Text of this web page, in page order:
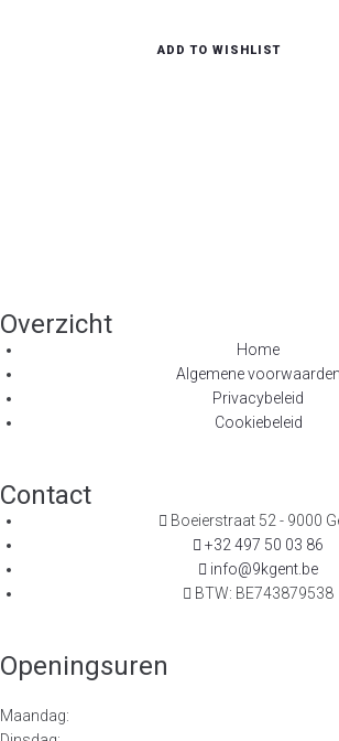
ADD TO WISHLIST
Overzicht
Home
Algemene voorwaarden
Privacybeleid
Cookiebeleid
Contact
Boeierstraat 52 - 9000
+32 497 50 03 86
info@9kgent.be
BTW: BE743879538
Openingsuren
Maandag: